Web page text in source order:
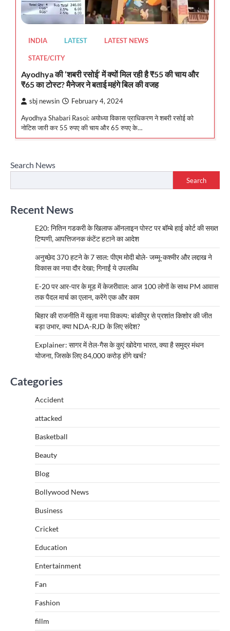
INDIA LATEST LATEST NEWS
STATE/CITY
Ayodhya की ‘शबरी रसोई’ में क्यों मिल रही है ₹55 की चाय और
₹65 का टोस्ट? मैनेजर ने बताई महंगे बिल की वजह
sbj newsin February 4, 2024
Ayodhya Shabari Rasoi: अयोध्या विकास प्राधिकरण ने शबरी रसोई को
नोटिस जारी कर 55 रुपए की चाय और 65 रुपए के…
Search News
Search
Recent News
E20: नितिन गडकरी के खिलाफ ऑनलाइन पोस्ट पर बॉम्बे हाई कोर्ट की सख्त
टिप्पणी, आपत्तिजनक कंटेंट हटाने का आदेश
अनुच्छेद 370 हटने के 7 साल: पीएम मोदी बोले- जम्मू-कश्मीर और लद्दाख ने
विकास का नया दौर देखा; गिनाईं ये उपलब्धि
E-20 पर आर-पार के मूड में केजरीवाल: आज 100 लोगों के साथ PM आवास
तक पैदल मार्च का एलान, करेंगे एक और काम
बिहार की राजनीति में खुला नया विकल्प: बांकीपुर से प्रशांत किशोर की जीत
बड़ा उभार, क्या NDA-RJD के लिए संदेश?
Explainer: सागर में तेल-गैस के कुएं खोदेगा भारत, क्या है समुद्र मंथन
योजना, जिसके लिए 84,000 करोड़ होंगे खर्च?
Categories
Accident
attacked
Basketball
Beauty
Blog
Bollywood News
Business
Cricket
Education
Entertainment
Fan
Fashion
fillm